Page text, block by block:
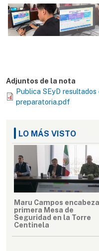
Adjuntos de la nota
Publica SEyD
preparatoria.pdf
LO MÁS VISTO
Maru Campos encabeza
primera Mesa de
Seguridad en la Torre
Centinela